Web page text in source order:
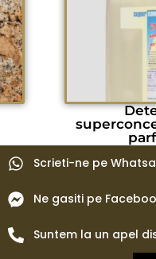
Termeni si conditii
Blog
Scrieti-ne pe
Ne gasiti pe
Suntem la un apel